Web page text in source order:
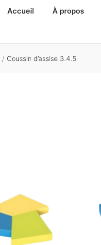
Accueil À propos
/ Coussin d’assise 3.4.5